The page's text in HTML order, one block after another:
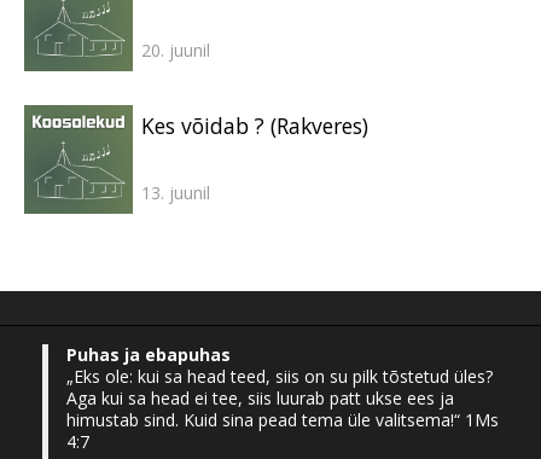
20. juunil
Kes võidab ? (Rakveres)
13. juunil
Puhas ja ebapuhas
„Eks ole: kui sa head teed, siis on su pilk tõstetud üles?
Aga kui sa head ei tee, siis luurab patt ukse ees ja
himustab sind. Kuid sina pead tema üle valitsema!“ 1Ms
4:7